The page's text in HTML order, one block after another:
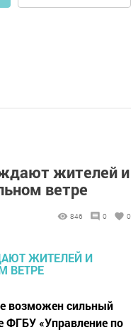
жителей и
ветре
846 0 0
возможен сильный
ФГБУ «Управление по